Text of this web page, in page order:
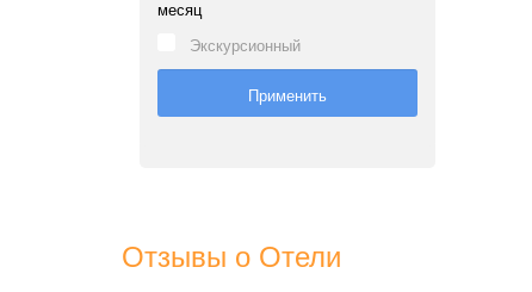
месяц
Экскурсионный
Отзывы о Отели